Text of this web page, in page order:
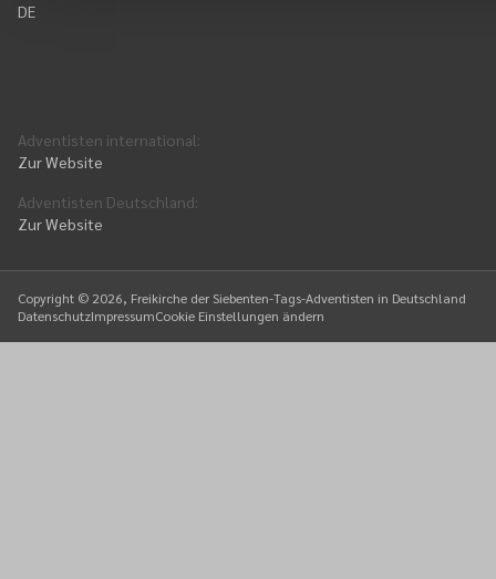
DE
Adventisten international:
Zur Website
Adventisten Deutschland:
Zur Website
Copyright © 2026, Freikirche der Siebenten-Tags-Adventisten in Deutschland
DatenschutzImpressumCookie Einstellungen ändern